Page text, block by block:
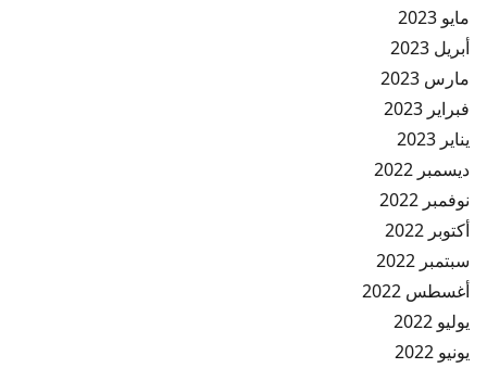
مايو 2023
أبريل 2023
مارس 2023
فبراير 2023
يناير 2023
ديسمبر 2022
نوفمبر 2022
أكتوبر 2022
سبتمبر 2022
أغسطس 2022
يوليو 2022
يونيو 2022